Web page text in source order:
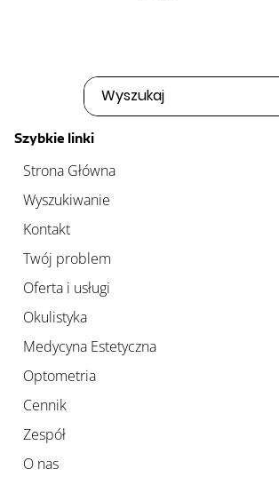
Szybkie linki
Strona Główna
Wyszukiwanie
Kontakt
Twój problem
Oferta i usługi
Okulistyka
Medycyna Estetyczna
Optometria
Cennik
Zespół
O nas